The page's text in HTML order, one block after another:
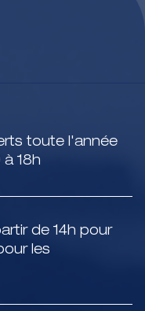
toute l'année
18h
de 14h pour
les